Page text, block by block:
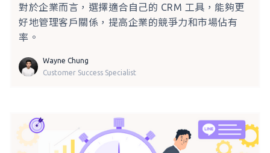
對於企業而言，選擇適合自己的 CRM 工具，能夠更
好地管理客戶關係，提高企業的競爭力和市場佔有
率。
Wayne Chung
Customer Success Specialist